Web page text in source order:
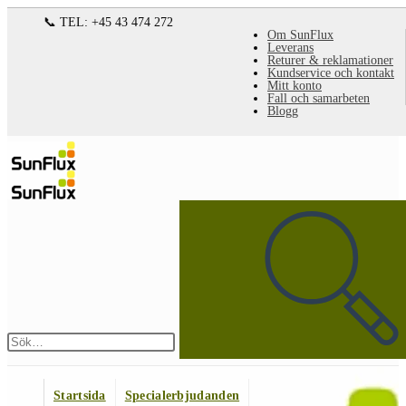
Om SunFlux
Leverans
Returer & reklamationer
Kundservice och kontakt
Mitt konto
Fall och samarbeten
Blogg
📞 TEL: +45 43 474 272
Startsida
Specialerbjudanden